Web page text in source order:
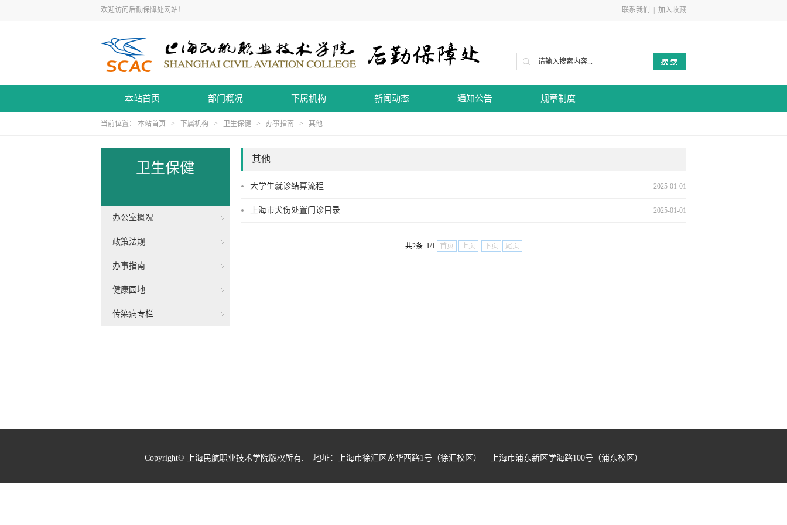
欢迎访问后勤保障处网站！ 联系我们 加入收藏
本站首页 部门概况 下属机构 新闻动态 通知公告 规章制度
当前位置： 本站首页 > 下属机构 > 卫生保健 > 办事指南 > 其他
卫生保健
办公室概况
政策法规
办事指南
健康园地
传染病专栏
其他
大学生就诊结算流程 2025-01-01
上海市犬伤处置门诊目录 2025-01-01
共2条 1/1 首页 上页 下页 尾页
Copyright© 上海民航职业技术学院版权所有. 地址：上海市徐汇区龙华西路1号（徐汇校区） 上海市浦东新区学海路100号（浦东校区）